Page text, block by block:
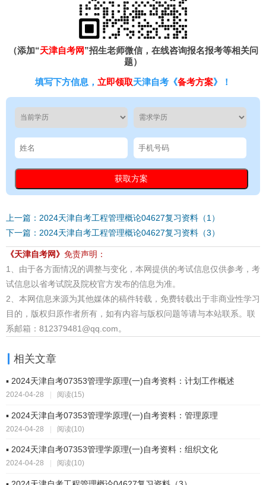
（添加“天津自考网”招生老师微信，在线咨询报名报考等相关问
题）
填写下方信息， 立即领取天津自考《备考方案》！
上一篇：2024天津自考工程管理概论04627复习资料（1）
下一篇：2024天津自考工程管理概论04627复习资料（3）
《天津自考网》 免责声明：
1、由于各方面情况的调整与变化，本网提供的考试信息仅供参考，考
试信息以省考试院及院校官方发布的信息为准。
2、本网信息来源为其他媒体的稿件转载，免费转载出于非商业性学习
目的，版权归原作者所有，如有内容与版权问题等请与本站联系。联
系邮箱：812379481@qq.com。
相关文章
▪ 2024天津自考07353管理学原理(一)自考资料：计划工作概述
2024-04-28 | 阅读(15)
▪ 2024天津自考07353管理学原理(一)自考资料：管理原理
2024-04-28 | 阅读(10)
▪ 2024天津自考07353管理学原理(一)自考资料：组织文化
2024-04-28 阅读(10)